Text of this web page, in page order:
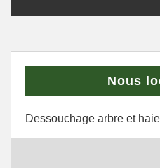
Nous
Dessouchage arbre et